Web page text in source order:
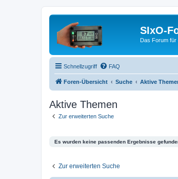
SIxO-
Das Forum für
Schnellzugriff FAQ
Foren-Übersicht Suche Aktive
Aktive Themen
Zur erweiterten Suche
Es wurden keine passenden Ergebnisse
Zur erweiterten Suche